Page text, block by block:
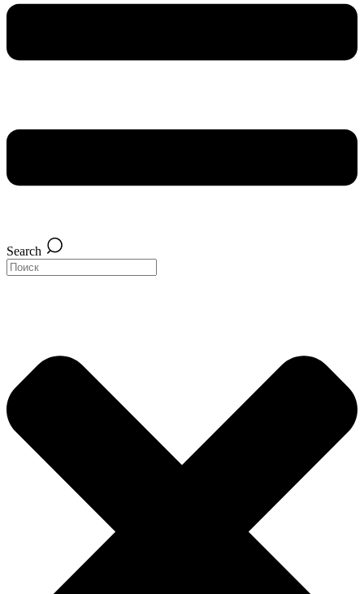
Search